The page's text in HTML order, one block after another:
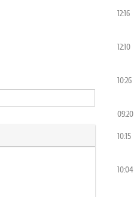
12:16
12:10
10:26
09:20
10:15
10:04